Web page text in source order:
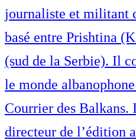
journaliste et militant
basé entre Prishtina
(sud de la Serbie). Il
le monde
Courrier des Balkans.
directeur de l’édition